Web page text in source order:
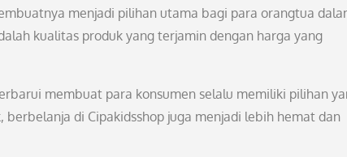
menjadi pilihan utama bagi para orangtua
kualitas produk yang terjamin dengan harga yang
membuat para konsumen selalu memiliki pilihan
di Cipakidsshop juga menjadi lebih hemat dan